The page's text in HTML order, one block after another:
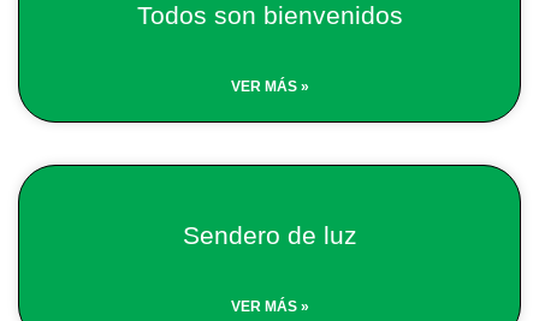
Todos son bienvenidos
VER MÁS »
Sendero de luz
VER MÁS »